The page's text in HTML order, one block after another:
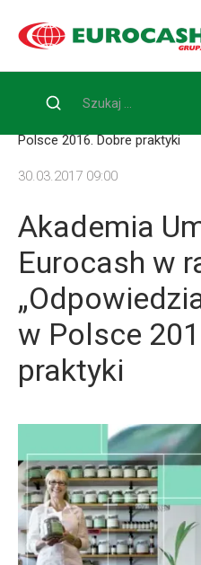
Home Media
Umiejętności Eurocash w
Polsce 2016. Dobre praktyki
30.03.2017 09:00
Akademia
Eurocash w
w Polsce
praktyki